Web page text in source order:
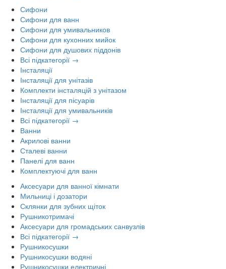
Сифони
Сифони для ванн
Сифони для умивальников
Сифони для кухонних мийок
Сифони для душових піддонів
Всі підкатегорії →
Інсталяції
Інсталяції для унітазів
Комплекти інсталяцій з унітазом
Інсталяції для пісуарів
Інсталяції для умивальників
Всі підкатегорії →
Ванни
Акрилові ванни
Сталеві ванни
Панелі для ванн
Комплектуючі для ванн
Аксесуари для ванної кімнати
Мильниці і дозатори
Склянки для зубних щіток
Рушникотримачі
Аксесуари для громадських санвузлів
Всі підкатегорії →
Рушникосушки
Рушникосушки водяні
Рушникосушки електричні